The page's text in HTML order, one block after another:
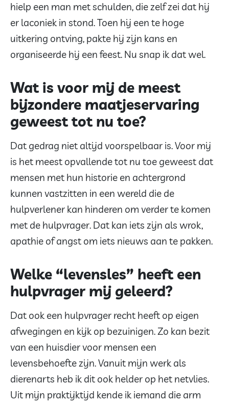
hielp een man met schulden, die zelf zei dat hij
er laconiek in stond. Toen hij een te hoge
uitkering ontving, pakte hij zijn kans en
organiseerde hij een feest. Nu snap ik dat wel.
Wat is voor mij de meest
bijzondere maatjeservaring
geweest tot nu toe?
Dat gedrag niet altijd voorspelbaar is. Voor mij
is het meest opvallende tot nu toe geweest dat
mensen met hun historie en achtergrond
kunnen vastzitten in een wereld die de
hulpverlener kan hinderen om verder te komen
met de hulpvrager. Dat kan iets zijn als wrok,
apathie of angst om iets nieuws aan te pakken.
Welke “levensles” heeft een
hulpvrager mij geleerd?
Dat ook een hulpvrager recht heeft op eigen
afwegingen en kijk op bezuinigen. Zo kan bezit
van een huisdier voor mensen een
levensbehoefte zijn. Vanuit mijn werk als
dierenarts heb ik dit ook helder op het netvlies.
Uit mijn praktijktijd kende ik iemand die arm